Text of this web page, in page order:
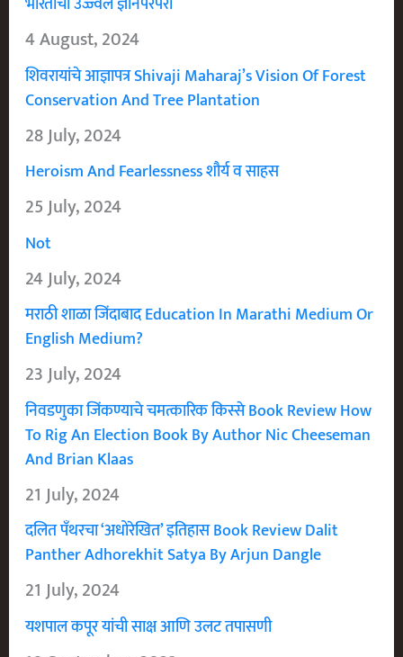
4 August, 2024
शिवरायांचे आज्ञापत्र Shivaji Maharaj’s Vision Of Forest
Conservation And Tree Plantation
28 July, 2024
Heroism And Fearlessness शौर्य व साहस
25 July, 2024
Not
24 July, 2024
मराठी शाळा जिंदाबाद Education In Marathi Medium Or
English Medium?
23 July, 2024
निवडणुका जिंकण्याचे चमत्कारिक किस्से Book Review How
To Rig An Election Book By Author Nic Cheeseman
And Brian Klaas
21 July, 2024
दलित पँथरचा ‘अधोरेखित’ इतिहास Book Review Dalit
Panther Adhorekhit Satya By Arjun Dangle
21 July, 2024
यशपाल कपूर यांची साक्ष आणि उलट तपासणी